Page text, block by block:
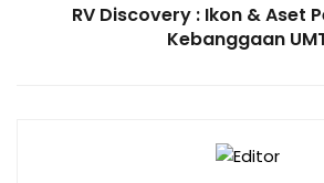
RV Discovery : Ikon & Aset
Kebanggaan